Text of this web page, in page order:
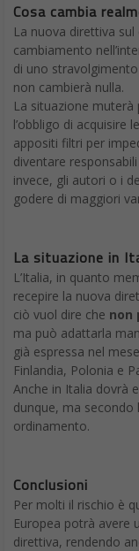
Cosa cambia
La nuova direttiva
cambiamento
di uno
non cambierà nulla.
La situazione
l’obbligo di acquisire
appositi filtri per
diventare
invece, gli autori o i
godere di maggiori
La situazione in
L’Italia, in quanto
recepire la nuova
ciò vuol dire che non
ma può adattarla
già espressa nel
Finlandia, Polonia e
Anche in Italia dovrà
dunque, ma
ordinamento.
Conclusioni
Per molti il rischio è
Europea potrà avere
direttiva, rendendo